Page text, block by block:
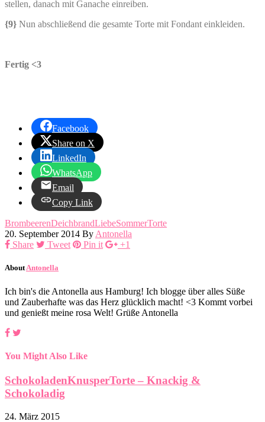
stellen, danach mit Ganache einreiben.
{9} Nun abschließend die gesamte Torte mit Fondant einkleiden.
Fertig <3
Facebook
Share on X
LinkedIn
WhatsApp
Email
Copy Link
BrombeerenDeichbrandLiebeSommerTorte
20. September 2014 By Antonella
Share
Tweet Pin it +1
AboutAntonella
Ich bin's die Antonella aus Hamburg! Ich blogge über alles Süße
und Zauberhafte was das Herz glücklich macht! <3 Kommt vorbei
und genießt meine rosa Welt! Grüße Antonella
You Might Also Like
SchokoladenKnusperTorte – Knackig &
Schokoladig
24. März 2015